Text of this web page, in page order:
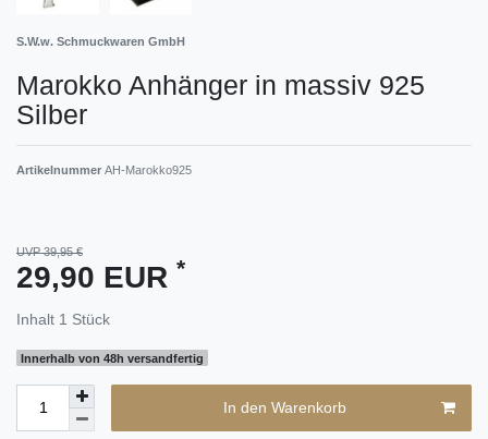
S.W.w. Schmuckwaren GmbH
Marokko Anhänger in massiv 925
Silber
Artikelnummer AH-Marokko925
UVP 39,95 €
29,90 EUR *
Inhalt 1 Stück
Innerhalb von 48h versandfertig
In den Warenkorb